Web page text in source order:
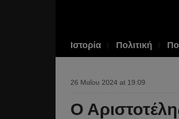
Ιστορία Πολιτική
26 Μαΐου 2024 at 19:09
Ο